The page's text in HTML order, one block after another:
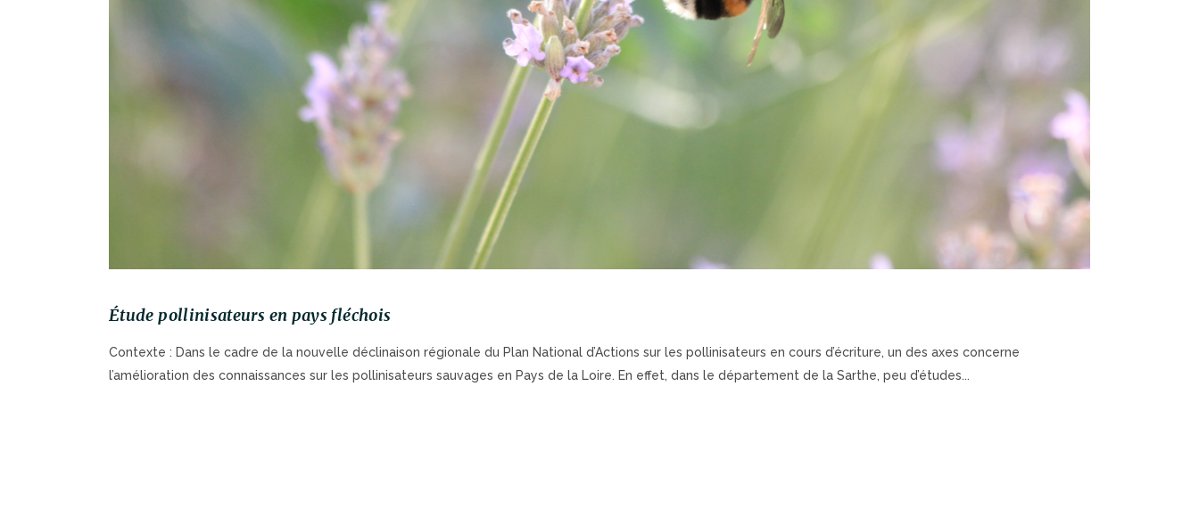
Étude pollinisateurs en pays fléchois
Contexte : Dans le cadre de la nouvelle déclinaison régionale du Plan National d’Actions sur les pollinisateurs en cours d’écriture, un des axes concerne
l’amélioration des connaissances sur les pollinisateurs sauvages en Pays de la Loire. En effet, dans le département de la Sarthe, peu d’études...